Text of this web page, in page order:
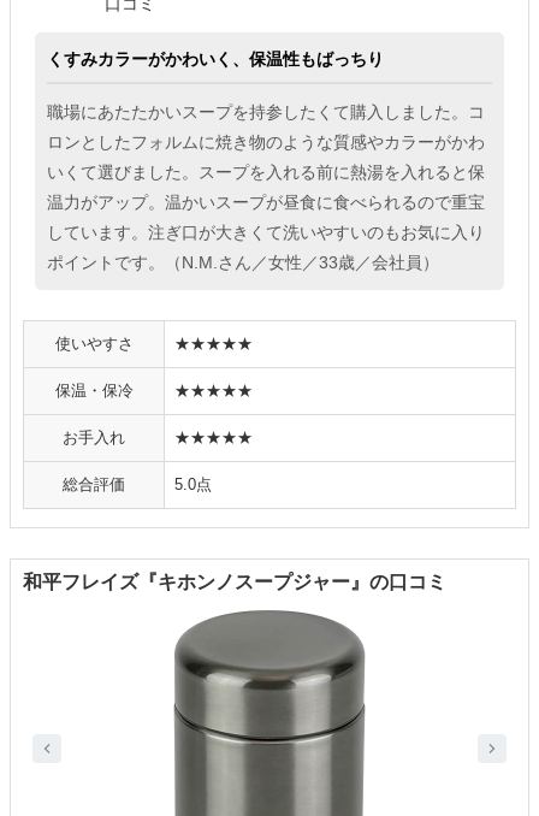
口コミ
くすみカラーがかわいく、保温性もばっちり
職場にあたたかいスープを持参したくて購入しました。コ
ロンとしたフォルムに焼き物のような質感やカラーがかわ
いくて選びました。スープを入れる前に熱湯を入れると保
温力がアップ。温かいスープが昼食に食べられるので重宝
しています。注ぎ口が大きくて洗いやすいのもお気に入り
ポイントです。（N.M.さん／女性／33歳／会社員）
使いやすさ ★★★★★
保温・保冷 ★★★★★
お手入れ ★★★★★
総合評価 5.0点
和平フレイズ『キホンノスープジャー』の口コミ